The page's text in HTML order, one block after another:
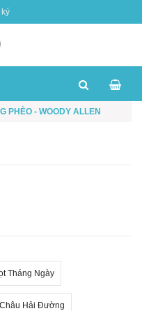
PHÈO - WOODY ALLEN
Tháng Ngày
Châu Hải Đường